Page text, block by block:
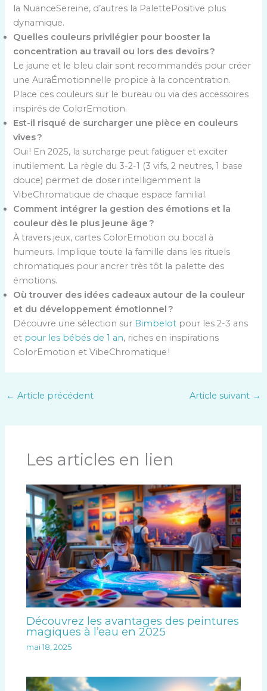
la NuanceSereine, d’autres la PalettePositive plus
dynamique.
Quelles couleurs privilégier pour booster la
concentration au travail ou lors des devoirs ?
Le jaune et le bleu clair sont recommandés pour créer
une AuraÉmotionnelle propice à la concentration.
Place ces couleurs sur le bureau ou via des accessoires
inspirés de ColorEmotion.
Est-il risqué de surcharger une pièce en couleurs
vives ?
Oui ! En 2025, la surcharge peut fatiguer et exciter
inutilement. La règle du 3-2-1 (3 vifs, 2 neutres, 1 base
douce) permet de doser intelligemment la
VibeChromatique de chaque espace familial.
Comment intégrer la gestion des émotions et la
couleur dès le plus jeune âge ?
À travers jeux, cartes ColorEmotion ou bocal à
humeurs. Implique toute la famille dans les rituels
chromatiques pour ancrer très tôt la palette des
émotions.
Où trouver des idées cadeaux autour de la couleur
et du développement émotionnel ?
Découvre une sélection sur Bimbelot pour les 2-3 ans
et pour les bébés de 1 an, riches en inspirations
ColorEmotion et VibeChromatique !
← Article précédent Article suivant →
Les articles en lien
Découvrez les avantages des peintures
magiques à l’eau en 2025
mai 18, 2025